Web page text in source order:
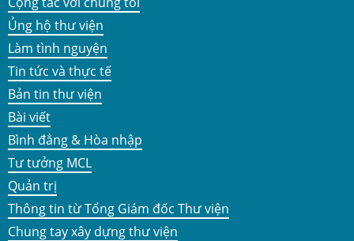
Ủng hộ thư viện
Làm tình nguyện
Tin tức và thực tế
Bản tin thư viện
Bài viết
Bình đẳng & Hòa nhập
Tư tưởng MCL
Quản trị
Thông tin từ Tổng Giám đốc Thư viện
Chung tay xây dựng thư viện